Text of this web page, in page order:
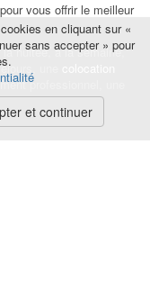
nuitée, à la semaine,
une
professionnel, une
vous offrir le meilleur
en cliquant sur «
sans accepter » pour
et continuer